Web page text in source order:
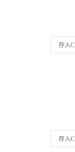
存入
存入